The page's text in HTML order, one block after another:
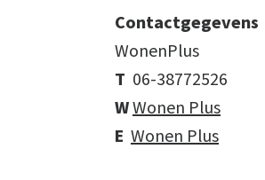
Contactgegevens
WonenPlus
T 06-38772526
WWonen Plus
E Wonen Plus